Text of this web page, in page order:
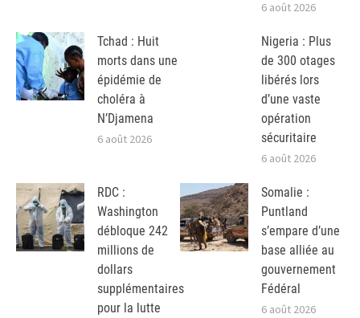
6 août 2026
Tchad : Huit
morts dans une
épidémie de
choléra à
N’Djamena
6 août 2026
Nigeria : Plus
de 300 otages
libérés lors
d’une vaste
opération
sécuritaire
6 août 2026
RDC :
Washington
débloque 242
millions de
dollars
supplémentaires
pour la lutte
Somalie :
Puntland
s’empare d’une
base alliée au
gouvernement
Fédéral
6 août 2026